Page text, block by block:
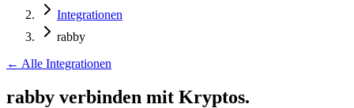
Integrationen
rabby
← Alle Integrationen
rabby verbinden mit Kryptos.